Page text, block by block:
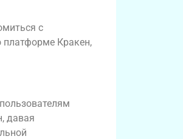
с
Кракен,
давая